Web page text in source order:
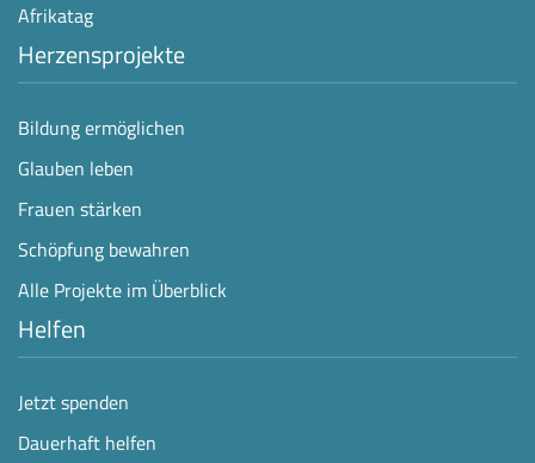
Afrikatag
Herzensprojekte
Bildung ermöglichen
Glauben leben
Frauen stärken
Schöpfung bewahren
Alle Projekte im Überblick
Helfen
Jetzt spenden
Dauerhaft helfen